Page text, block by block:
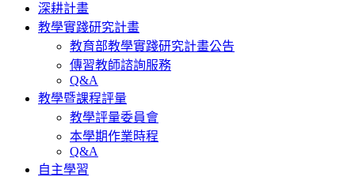
深耕計畫
教學實踐研究計畫
教育部教學實踐研究計畫公告
傳習教師諮詢服務
Q&A
教學暨課程評量
教學評量委員會
本學期作業時程
Q&A
自主學習